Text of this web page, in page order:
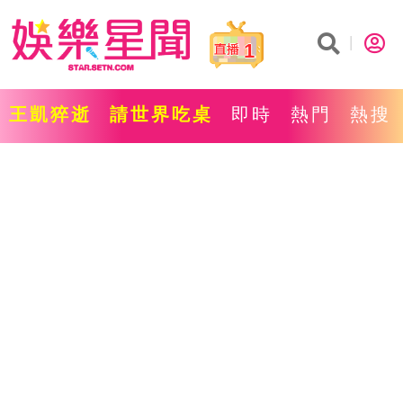
1
王凱猝逝 請世界吃桌 即時 熱門 熱搜